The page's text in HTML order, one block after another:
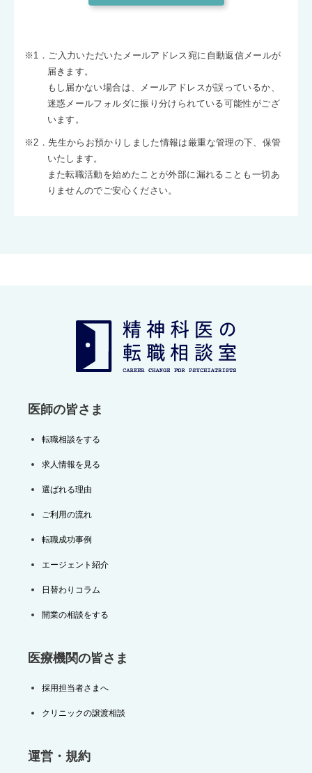
※1．ご入力いただいたメールアドレス宛に自動返信メールが
届きます。
もし届かない場合は、メールアドレスが誤っているか、
迷惑メールフォルダに振り分けられている可能性がござ
います。
※2．先生からお預かりしました情報は厳重な管理の下、保管
いたします。
また転職活動を始めたことが外部に漏れることも一切あ
りませんのでご安心ください。
医師の皆さま
転職相談をする
求人情報を見る
選ばれる理由
ご利用の流れ
転職成功事例
エージェント紹介
日替わりコラム
開業の相談をする
医療機関の皆さま
採用担当者さまへ
クリニックの譲渡相談
運営・規約